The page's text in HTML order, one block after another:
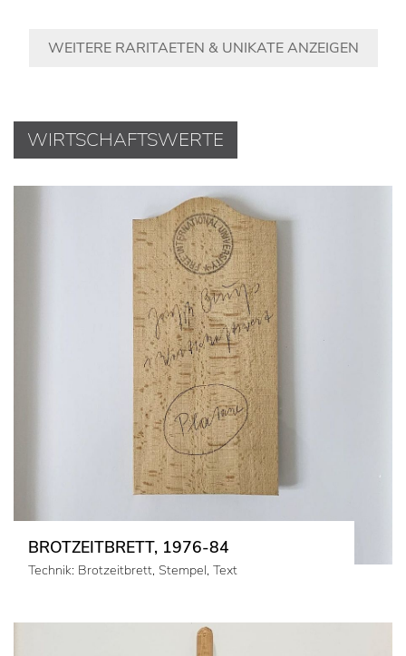
WEITERE RARITAETEN & UNIKATE ANZEIGEN
WIRTSCHAFTSWERTE
BROTZEITBRETT, 1976-84
Technik: Brotzeitbrett, Stempel, Text